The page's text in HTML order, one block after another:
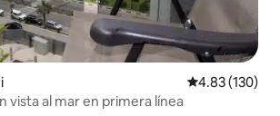
Calificación
4.83 (130)
vista al mar en primera línea